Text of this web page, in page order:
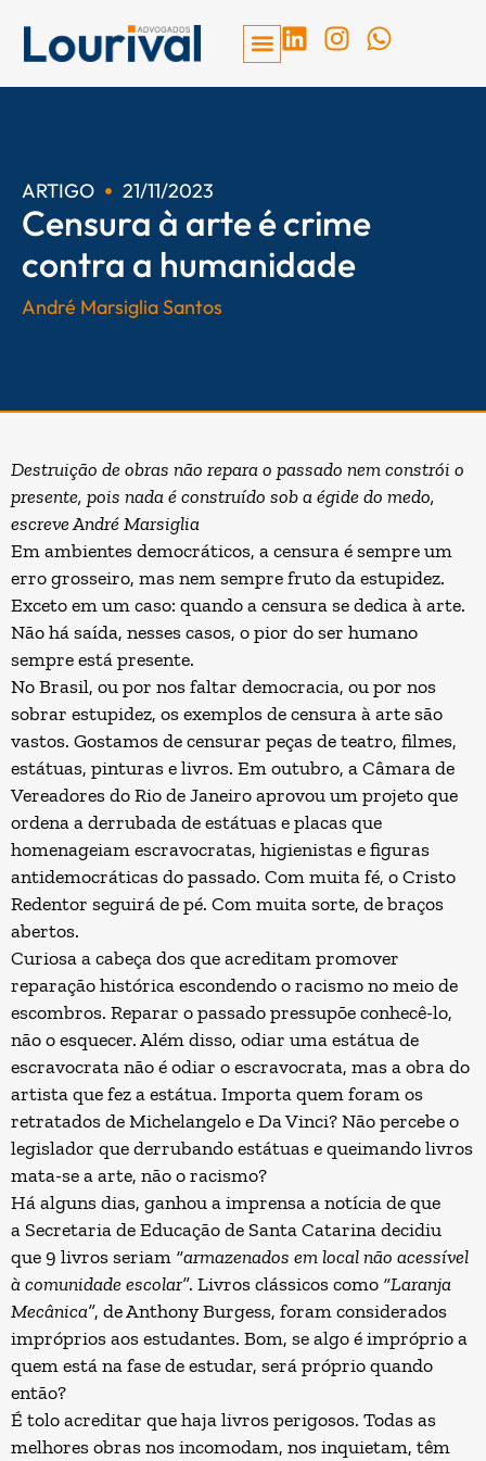
conteúdo
L
n
n
I
s
a
m
W
a
ARTIGO 21/11/2023
Censura à arte é crime
contra a humanidade
André Marsiglia Santos
Destruição de obras não repara o passado nem constrói o
presente, pois nada é construído sob a égide do medo,
escreve André Marsiglia
Em ambientes democráticos, a censura é sempre um
erro grosseiro, mas nem sempre fruto da estupidez.
Exceto em um caso: quando a censura se dedica à arte.
Não há saída, nesses casos, o pior do ser humano
sempre está presente.
No Brasil, ou por nos faltar democracia, ou por nos
sobrar estupidez, os exemplos de censura à arte são
vastos. Gostamos de censurar peças de teatro, filmes,
estátuas, pinturas e livros. Em outubro, a Câmara de
Vereadores do Rio de Janeiroaprovouum projeto que
ordena a derrubada de estátuas e placas que
homenageiam escravocratas, higienistas e figuras
antidemocráticas do passado. Com muita fé, o Cristo
Redentor seguirá de pé. Com muita sorte, de braços
abertos.
Curiosa a cabeça dos que acreditam promover
reparação histórica escondendo o racismo no meio de
escombros. Reparar o passado pressupõe conhecê-lo,
não o esquecer. Além disso, odiar uma estátua de
escravocrata não é odiar o escravocrata, mas a obra do
artista que fez a estátua. Importa quem foram os
retratados de Michelangelo e Da Vinci? Não percebe o
legislador que derrubando estátuas e queimando livros
mata-se a arte, não o racismo?
Há alguns dias, ganhou a imprensa a notícia de que
a Secretaria de Educação de Santa Catarinadecidiu
que 9 livros seriam “armazenados em local não acessível
à comunidade escolar”. Livros clássicos como “Laranja
Mecânica”, de Anthony Burgess, foram considerados
impróprios aos estudantes. Bom, se algo é impróprio a
quem está na fase de estudar, será próprio quando
então?
É tolo acreditar que haja livros perigosos. Todas as
melhores obras nos incomodam, nos inquietam, têm